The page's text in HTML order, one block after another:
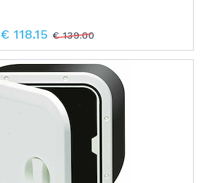
€ 118.15 € 139.00